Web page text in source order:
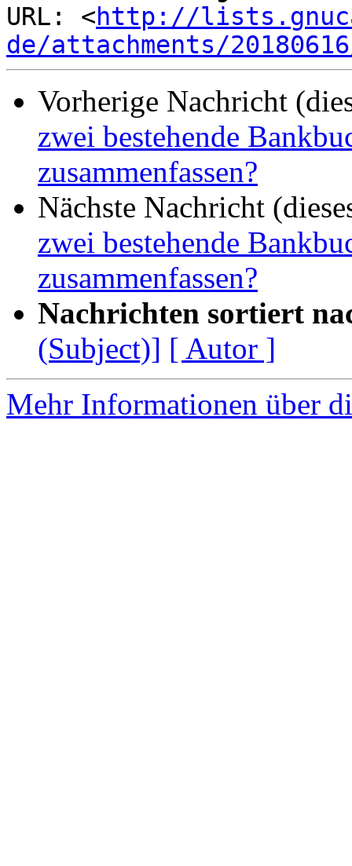
URL: <http://
de/attachments/
Vorherige Nachricht
zwei bestehende
zusammenfassen?
Nächste Nachricht
zwei bestehende
zusammenfassen?
Nachrichten sortiert
(Subject)] [ Autor ]
Mehr Informationen über